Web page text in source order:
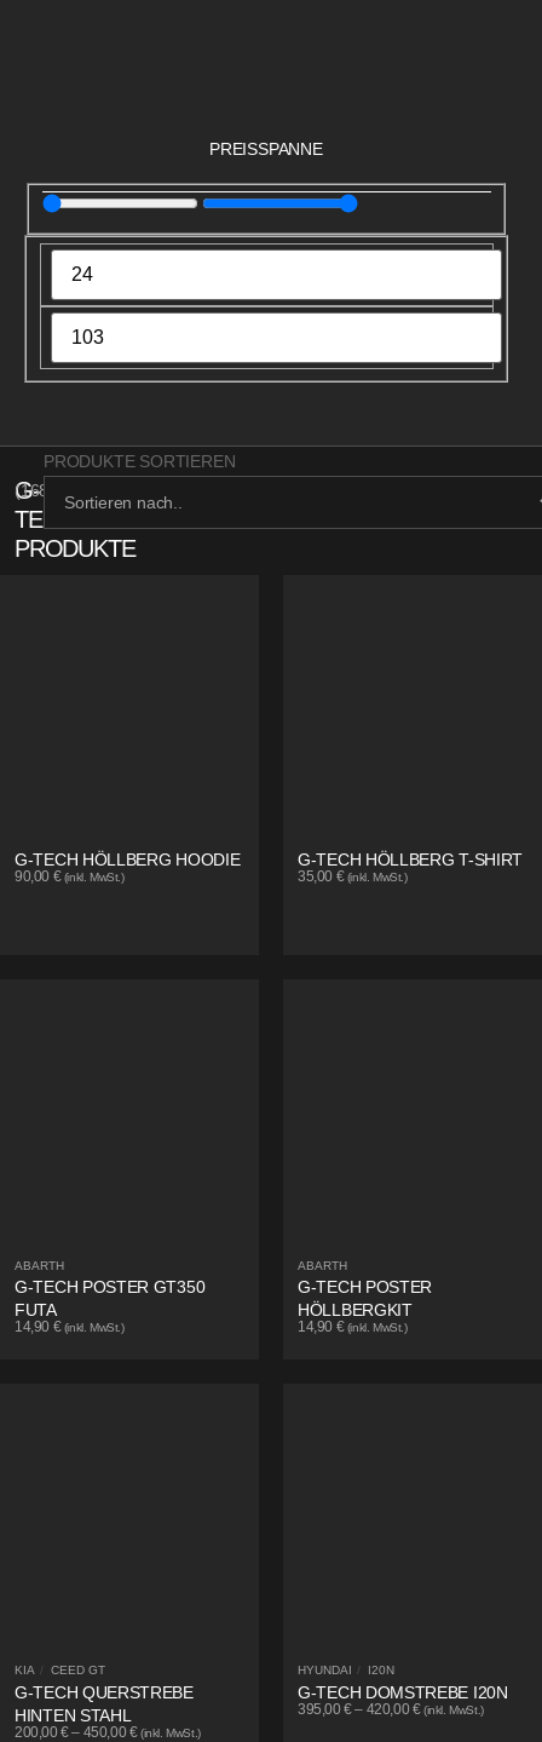
PREISSPANNE
G-
TECH
PRODUKTE
(168
PRODUKTE SORTIEREN
G-TECH HÖLLBERG HOODIE
90,00 € (inkl. MwSt.)
G-TECH HÖLLBERG T-SHIRT
35,00 € (inkl. MwSt.)
ABARTH
G-TECH POSTER GT350
FUTA
14,90 € (inkl. MwSt.)
ABARTH
G-TECH POSTER
HÖLLBERGKIT
14,90 € (inkl. MwSt.)
KIA / CEED GT
G-TECH QUERSTREBE
HINTEN STAHL
200,00€– 450,00€ (inkl. MwSt.)
HYUNDAI / I20N
G-TECH DOMSTREBE I20N
395,00€– 420,00€ (inkl. MwSt.)